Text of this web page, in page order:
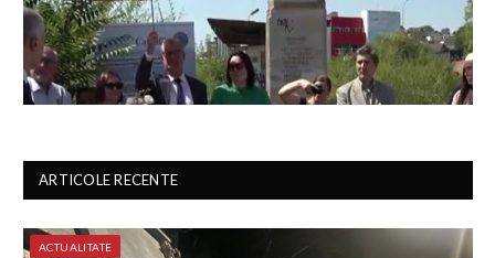
ARTICOLE RECENTE
ACTUALITATE